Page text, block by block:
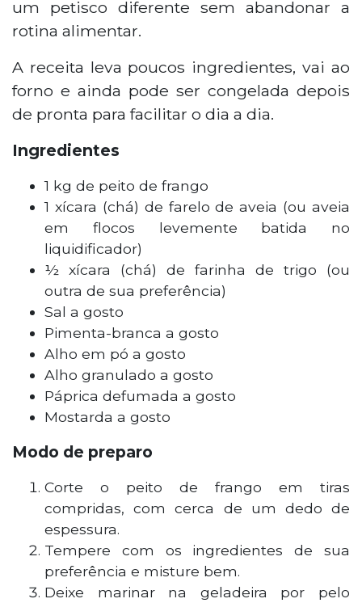
um petisco diferente sem abandonar a
rotina alimentar.
A receita leva poucos ingredientes, vai ao
forno e ainda pode ser congelada depois
de pronta para facilitar o dia a dia.
Ingredientes
1 kg de peito de frango
1 xícara (chá) de farelo de aveia (ou aveia
em flocos levemente batida no
liquidificador)
½ xícara (chá) de farinha de trigo (ou
outra de sua preferência)
Sal a gosto
Pimenta-branca a gosto
Alho em pó a gosto
Alho granulado a gosto
Páprica defumada a gosto
Mostarda a gosto
Modo de preparo
Corte o peito de frango em tiras
compridas, com cerca de um dedo de
espessura.
Tempere com os ingredientes de sua
preferência e misture bem.
Deixe marinar na geladeira por pelo